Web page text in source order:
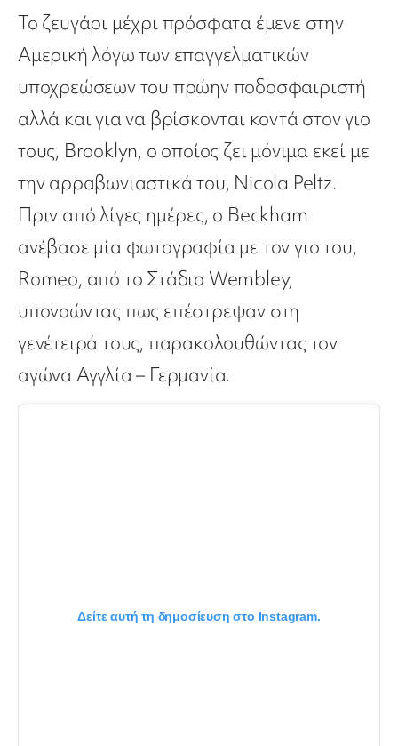
Το ζευγάρι μέχρι πρόσφατα έμενε στην
Αμερική λόγω των επαγγελματικών
υποχρεώσεων του πρώην ποδοσφαιριστή
αλλά και για να βρίσκονται κοντά στον γιο
τους, Brooklyn, ο οποίος ζει μόνιμα εκεί με
την αρραβωνιαστικά του, Nicola Peltz.
Πριν από λίγες ημέρες, ο Beckham
ανέβασε μία φωτογραφία με τον γιο του,
Romeo, από το Στάδιο Wembley,
υπονοώντας πως επέστρεψαν στη
γενέτειρά τους, παρακολουθώντας τον
αγώνα Αγγλία – Γερμανία.
Δείτε αυτή τη δημοσίευση στο Instagram.